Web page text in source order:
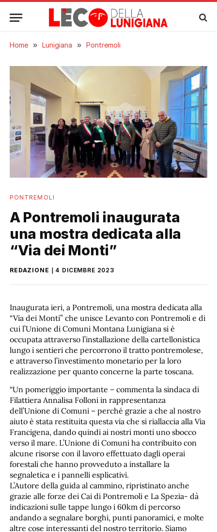
Home » Lunigiana » Pontremoli
PONTREMOLI
A Pontremoli inaugurata
una mostra dedicata alla
“Via dei Monti”
REDAZIONE 4 DICEMBRE 2023
Inaugurata ieri, a Pontremoli, una mostra dedicata alla
“Via dei Monti” che unisce Levanto con Pontremoli e di
cui l’Unione di Comuni Montana Lunigiana si è
occupata attraverso l’installazione della cartellonistica
lungo i sentieri che percorrono il tratto pontremolese,
e attraverso l’investimento monetario per la loro
realizzazione per quanto concerne la parte toscana.
“Un pomeriggio importante – commenta la sindaca di
Filattiera Annalisa Folloni in rappresentanza
dell’Unione di Comuni – perché grazie a che al nostro
aiuto è stata restituita questa via che si riallaccia alla Via
Francigena, dando quindi ai nostri monti uno sbocco
verso il mare. L’Unione di Comuni ha contribuito con
alcune risorse con il lavoro effettuato dagli operai
forestali che hanno provveduto a installare la
segnaletica e i pannelli esplicativi.
L’Autore della guida al cammino, ripristinato anche
grazie alle forze dei Cai di Pontremoli e La Spezia- dà
indicazioni sulle tappe lungo i 60km di percorso
andando a segnalare borghi, punti panoramici, e molte
altre cose interessanti del nostro territorio. Siamo